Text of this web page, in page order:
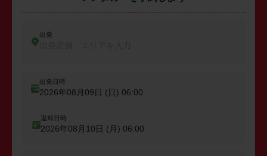
出発
出発日時
2026年08月09日 (日) 06:00
返却日時
2026年08月10日 (月) 06:00